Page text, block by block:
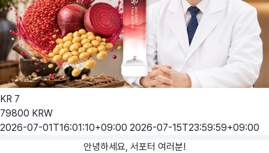
KR 7
79800 KRW
2026-07-01T16:01:10+09:00 2026-07-15T23:59:59+09:00
안녕하세요, 서포터 여러분!